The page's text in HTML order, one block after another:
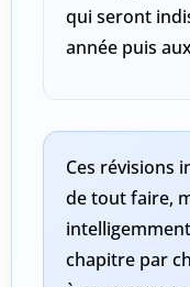
qui seront
année puis
Ces révisions
de tout faire,
chapitre par